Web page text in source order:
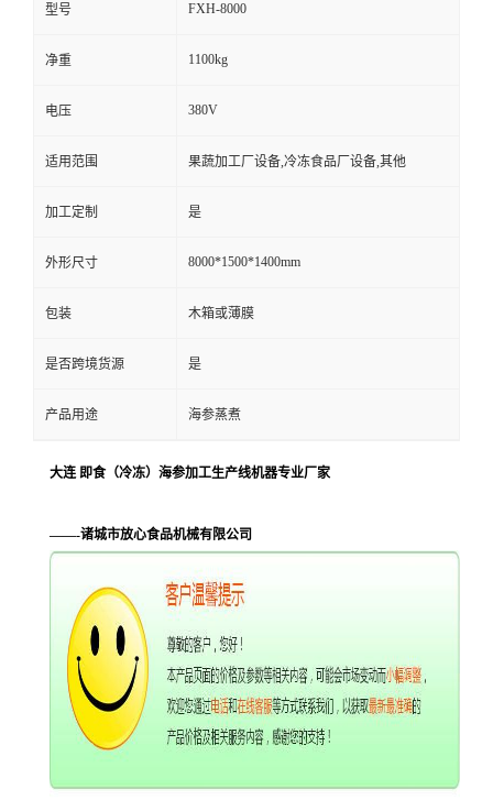
型号 FXH-8000
净重 1100kg
电压 380V
适用范围 果蔬加工厂设备,冷冻食品厂设备,其他
加工定制 是
外形尺寸 8000*1500*1400mm
包装 木箱或薄膜
是否跨境货源 是
产品用途 海参蒸煮
大连 即食（冷冻）海参加工生产线机器专业厂家
——-诸城市放心食品机械有限公司